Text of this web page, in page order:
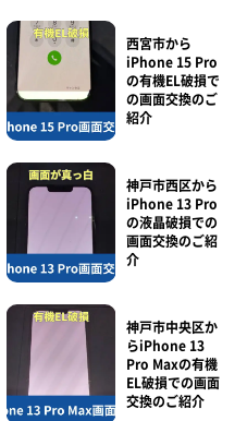
西宮市から
iPhone 15 Pro
の有機EL破損で
の画面交換のご
紹介
神戸市西区から
iPhone 13 Pro
の液晶破損での
画面交換のご紹
介
神戸市中央区か
らiPhone 13
Pro Maxの有機
EL破損での画面
交換のご紹介